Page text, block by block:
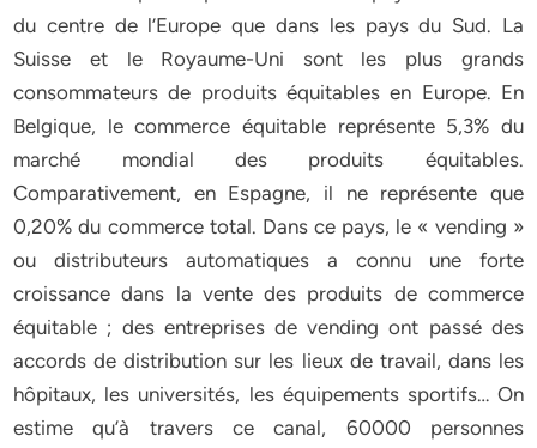
du centre de l’Europe que dans les pays du Sud. La
Suisse et le Royaume-Uni sont les plus grands
consommateurs de produits équitables en Europe. En
Belgique, le commerce équitable représente 5,3% du
marché mondial des produits équitables.
Comparativement, en Espagne, il ne représente que
0,20% du commerce total. Dans ce pays, le « vending »
ou distributeurs automatiques a connu une forte
croissance dans la vente des produits de commerce
équitable ; des entreprises de vending ont passé des
accords de distribution sur les lieux de travail, dans les
hôpitaux, les universités, les équipements sportifs… On
estime qu’à travers ce canal, 60000 personnes